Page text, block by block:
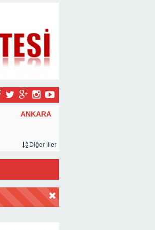
ANKARA
Diğer İller